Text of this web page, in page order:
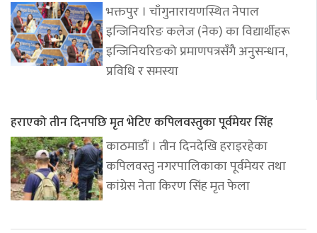
भक्तपुर । चाँगुनारायणस्थित नेपाल
इन्जिनियरिङ कलेज (नेक) का विद्यार्थीहरू
इन्जिनियरिङको प्रमाणपत्रसँगै अनुसन्धान,
प्रविधि र समस्या
हराएको तीन दिनपछि मृत भेटिए कपिलवस्तुका पूर्वमेयर सिंह
काठमाडौं । तीन दिनदेखि हराइरहेका
कपिलवस्तु नगरपालिकाका पूर्वमेयर तथा
कांग्रेस नेता किरण सिंह मृत फेला